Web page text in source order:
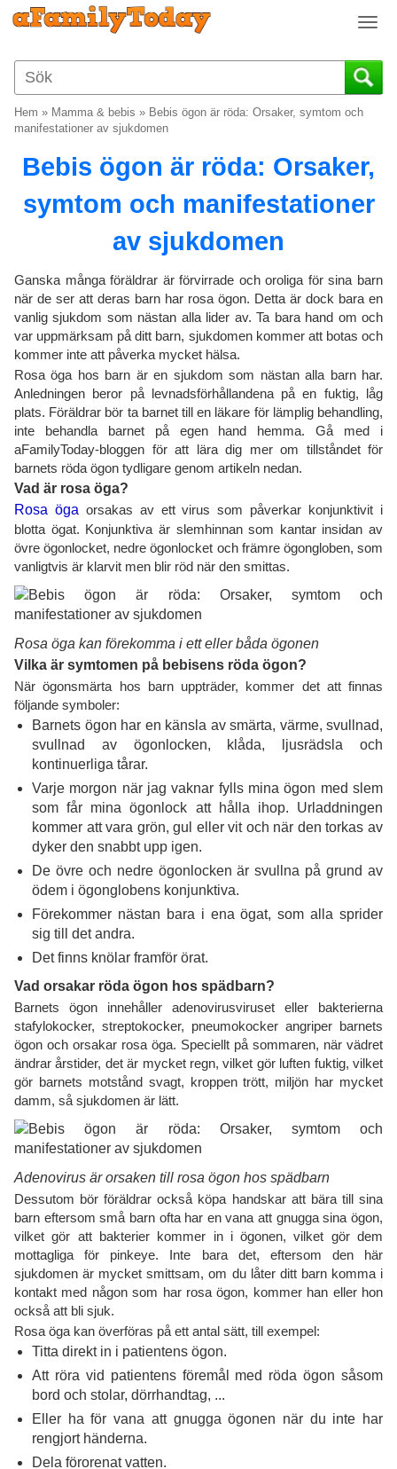
T
g
g
a
v
i
i
o
n
Hem » Mamma & bebis » Bebis ögon är röda: Orsaker, symtom och
manifestationer av sjukdomen
Bebis ögon är röda: Orsaker,
symtom och manifestationer
av sjukdomen
Ganska många föräldrar är förvirrade och oroliga för sina barn
när de ser att deras barn har rosa ögon. Detta är dock bara en
vanlig sjukdom som nästan alla lider av. Ta bara hand om och
var uppmärksam på ditt barn, sjukdomen kommer att botas och
kommer inte att påverka mycket hälsa.
Rosa öga hos barn är en sjukdom som nästan alla barn har.
Anledningen beror på levnadsförhållandena på en fuktig, låg
plats. Föräldrar bör ta barnet till en läkare för lämplig behandling,
inte behandla barnet på egen hand hemma. Gå med i
aFamilyToday-bloggen för att lära dig mer om tillståndet för
barnets röda ögon tydligare genom artikeln nedan.
Vad är rosa öga?
Rosa öga orsakas av ett virus som påverkar konjunktivit i
blotta ögat. Konjunktiva är slemhinnan som kantar insidan av
övre ögonlocket, nedre ögonlocket och främre ögongloben, som
vanligtvis är klarvit men blir röd när den smittas.
Rosa öga kan förekomma i ett eller båda ögonen
Vilka är symtomen på bebisens röda ögon?
När ögonsmärta hos barn uppträder, kommer det att finnas
följande symboler:
Barnets ögon har en känsla av smärta, värme, svullnad,
svullnad av ögonlocken, klåda, ljusrädsla och
kontinuerliga tårar.
Varje morgon när jag vaknar fylls mina ögon med slem
som får mina ögonlock att hålla ihop. Urladdningen
kommer att vara grön, gul eller vit och när den torkas av
dyker den snabbt upp igen.
De övre och nedre ögonlocken är svullna på grund av
ödem i ögonglobens konjunktiva.
Förekommer nästan bara i ena ögat, som alla sprider
sig till det andra.
Det finns knölar framför örat.
Vad orsakar röda ögon hos spädbarn?
Barnets ögon innehåller adenovirusviruset eller bakterierna
stafylokocker, streptokocker, pneumokocker angriper barnets
ögon och orsakar rosa öga. Speciellt på sommaren, när vädret
ändrar årstider, det är mycket regn, vilket gör luften fuktig, vilket
gör barnets motstånd svagt, kroppen trött, miljön har mycket
damm, så sjukdomen är lätt.
Adenovirus är orsaken till rosa ögon hos spädbarn
Dessutom bör föräldrar också köpa handskar att bära till sina
barn eftersom små barn ofta har en vana att gnugga sina ögon,
vilket gör att bakterier kommer in i ögonen, vilket gör dem
mottagliga för pinkeye. Inte bara det, eftersom den här
sjukdomen är mycket smittsam, om du låter ditt barn komma i
kontakt med någon som har rosa ögon, kommer han eller hon
också att bli sjuk.
Rosa öga kan överföras på ett antal sätt, till exempel:
Titta direkt in i patientens ögon.
Att röra vid patientens föremål med röda ögon såsom
bord och stolar, dörrhandtag, ...
Eller ha för vana att gnugga ögonen när du inte har
rengjort händerna.
Dela förorenat vatten.